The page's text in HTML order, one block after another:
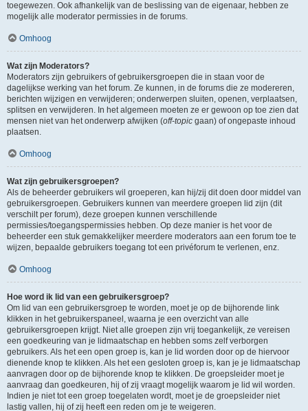
toegewezen. Ook afhankelijk van de beslissing van de eigenaar, hebben ze
mogelijk alle moderator permissies in de forums.
Omhoog
Wat zijn Moderators?
Moderators zijn gebruikers of gebruikersgroepen die in staan voor de
dagelijkse werking van het forum. Ze kunnen, in de forums die ze modereren,
berichten wijzigen en verwijderen; onderwerpen sluiten, openen, verplaatsen,
splitsen en verwijderen. In het algemeen moeten ze er gewoon op toe zien dat
mensen niet van het onderwerp afwijken (off-topic gaan) of ongepaste inhoud
plaatsen.
Omhoog
Wat zijn gebruikersgroepen?
Als de beheerder gebruikers wil groeperen, kan hij/zij dit doen door middel van
gebruikersgroepen. Gebruikers kunnen van meerdere groepen lid zijn (dit
verschilt per forum), deze groepen kunnen verschillende
permissies/toegangspermissies hebben. Op deze manier is het voor de
beheerder een stuk gemakkelijker meerdere moderators aan een forum toe te
wijzen, bepaalde gebruikers toegang tot een privéforum te verlenen, enz.
Omhoog
Hoe word ik lid van een gebruikersgroep?
Om lid van een gebruikersgroep te worden, moet je op de bijhorende link
klikken in het gebruikerspaneel, waarna je een overzicht van alle
gebruikersgroepen krijgt. Niet alle groepen zijn vrij toegankelijk, ze vereisen
een goedkeuring van je lidmaatschap en hebben soms zelf verborgen
gebruikers. Als het een open groep is, kan je lid worden door op de hiervoor
dienende knop te klikken. Als het een gesloten groep is, kan je je lidmaatschap
aanvragen door op de bijhorende knop te klikken. De groepsleider moet je
aanvraag dan goedkeuren, hij of zij vraagt mogelijk waarom je lid wil worden.
Indien je niet tot een groep toegelaten wordt, moet je de groepsleider niet
lastig vallen, hij of zij heeft een reden om je te weigeren.